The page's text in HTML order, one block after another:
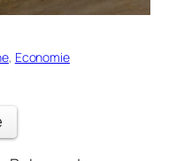
, Economie